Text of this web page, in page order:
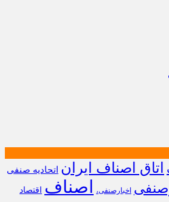
اتاق اصناف ایران اتحادیه صنفی
اخبارصنفی، اصناف اقتصاد